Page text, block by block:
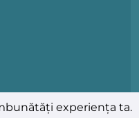
experiența ta.